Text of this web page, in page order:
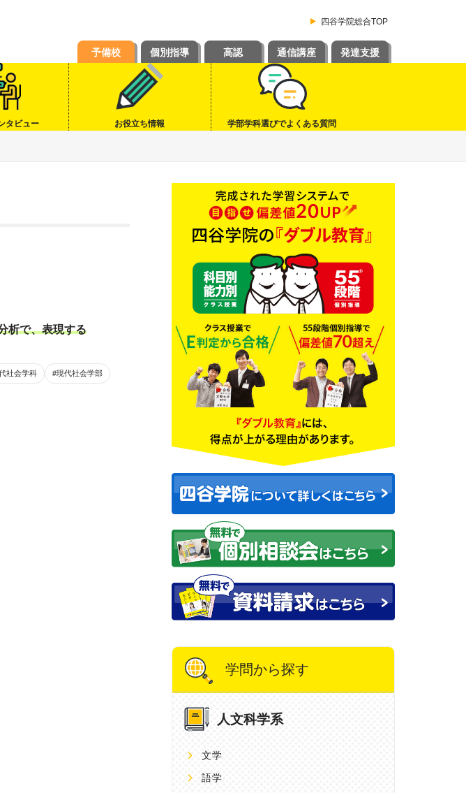
四谷学院総合TOP
予備校 個別指導 高認 通信講座 発達支援
タビュー お役立ち情報 学部学科選びでよくある質問
析で、表現する
社会学科 #現代社会学部
学問から探す
人文科学系
文学
語学